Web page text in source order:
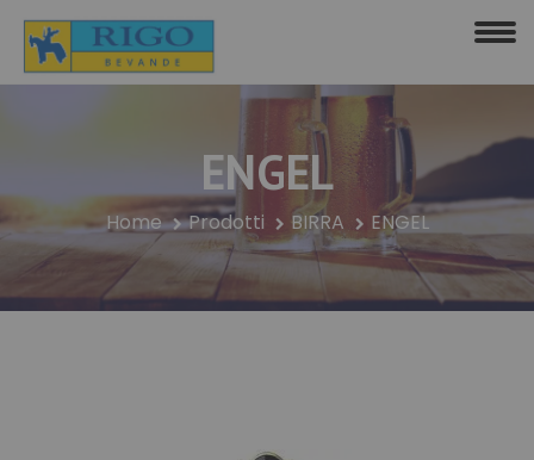
ENGEL
Home Prodotti BIRRA ENGEL